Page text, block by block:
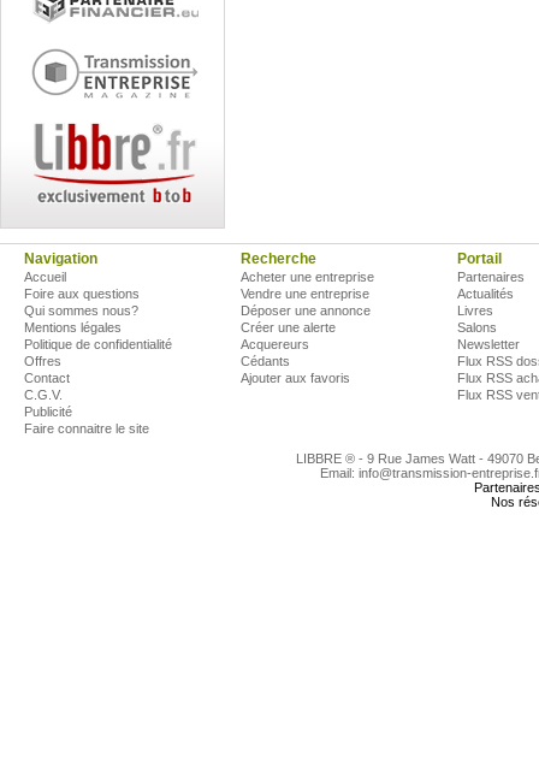
Navigation
Accueil
Foire aux questions
Qui sommes nous?
Mentions légales
Politique de confidentialité
Offres
Contact
C.G.V.
Publicité
Faire connaitre le site
Recherche
Acheter une entreprise
Vendre une entreprise
Déposer une annonce
Créer une alerte
Acquereurs
Cédants
Ajouter aux favoris
Portail
Partenaires
Actualités
Livres
Salons
Newsletter
Flux RSS
Flux RSS
Flux RSS
LIBBRE ® - 9 Rue James Watt - 49070
Email: info@transmission-
Nos